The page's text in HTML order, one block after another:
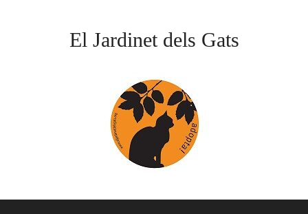
El Jardinet dels Gats